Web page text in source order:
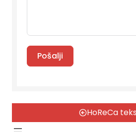
Pošalji
HoReCa